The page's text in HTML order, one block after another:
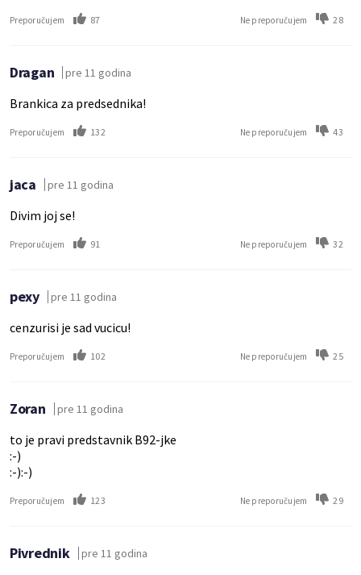
Preporučujem 87 Ne preporučujem 28
Dragan pre 11 godina
Brankica za predsednika!
Preporučujem 132 Ne preporučujem 43
jaca pre 11 godina
Divim joj se!
Preporučujem 91 Ne preporučujem 32
pexy pre 11 godina
cenzurisi je sad vucicu!
Preporučujem 102 Ne preporučujem 25
Zoran pre 11 godina
to je pravi predstavnik B92-jke
:-)
:-):-)
Preporučujem 123 Ne preporučujem 29
Pivrednik pre 11 godina